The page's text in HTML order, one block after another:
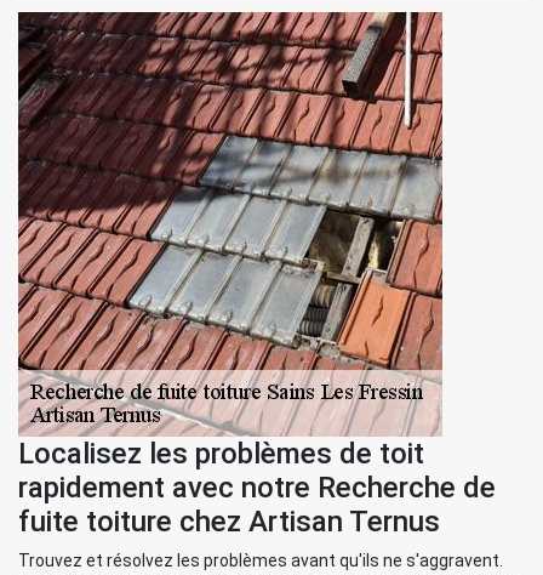
Localisez les problèmes de toit
rapidement avec notre Recherche de
fuite toiture chez Artisan Ternus
Trouvez et résolvez les problèmes avant qu'ils ne s'aggravent.